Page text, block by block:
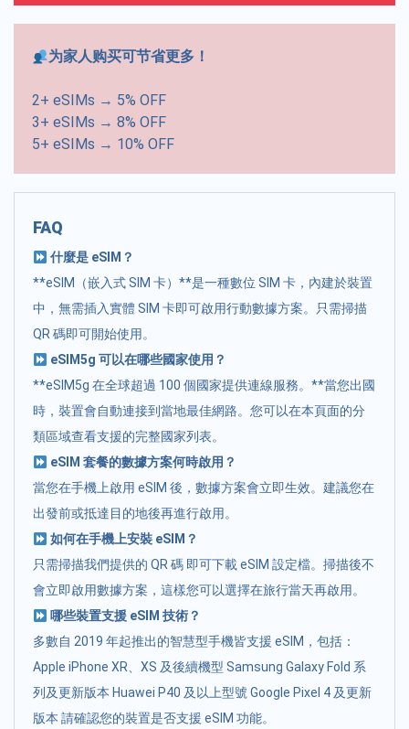
为家人购买可节省更多！
2+ eSIMs → 5% OFF
3+ eSIMs → 8% OFF
5+ eSIMs → 10% OFF
FAQ
什麼是 eSIM？
**eSIM（嵌入式 SIM 卡）**是一種數位 SIM 卡，內建於裝置
中，無需插入實體 SIM 卡即可啟用行動數據方案。只需掃描
QR 碼即可開始使用。
eSIM5g 可以在哪些國家使用？
**eSIM5g 在全球超過 100 個國家提供連線服務。**當您出國
時，裝置會自動連接到當地最佳網路。您可以在本頁面的分
類區域查看支援的完整國家列表。
eSIM 套餐的數據方案何時啟用？
當您在手機上啟用 eSIM 後，數據方案會立即生效。建議您在
出發前或抵達目的地後再進行啟用。
如何在手機上安裝 eSIM？
只需掃描我們提供的 QR 碼 即可下載 eSIM 設定檔。掃描後不
會立即啟用數據方案，這樣您可以選擇在旅行當天再啟用。
哪些裝置支援 eSIM 技術？
多數自 2019 年起推出的智慧型手機皆支援 eSIM，包括：
Apple iPhone XR、XS 及後續機型 Samsung Galaxy Fold 系
列及更新版本 Huawei P40 及以上型號 Google Pixel 4 及更新
版本 請確認您的裝置是否支援 eSIM 功能。